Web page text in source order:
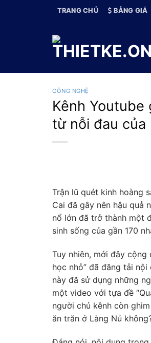
TRANG CHỦ BẢNG GIÁ
CÔNG NGHỆ
Kênh
từ nỗi đau của
Trận lũ quét kinh hoàng
Cai đã gây nên hậu quả
nổ lớn đã trở thành một
sinh sống của gần 170
Tuy nhiên, mới đây
học nhỏ” đã đăng tải
này đã sử dụng những
một video với tựa đề
người chủ kênh còn
ăn trăn ở Làng Nủ